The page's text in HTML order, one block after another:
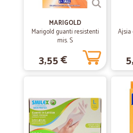
freschissimi. La consiglio vivamente
Donatella C.
Servizio efficiente
Servizio efficiente. Prodotti come si
MARIGOLD
Marigold guanti resistenti
mis. S
3,55 €
Ajsia